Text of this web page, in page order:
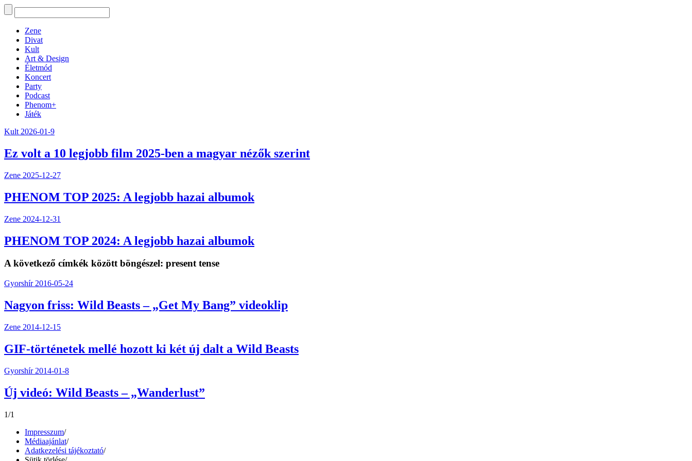
Zene
Divat
Kult
Art & Design
Életmód
Koncert
Party
Podcast
Phenom+
Játék
Kult 2026-01-9
Ez volt a 10 legjobb film 2025-ben a magyar nézők szerint
Zene 2025-12-27
PHENOM TOP 2025: A legjobb hazai albumok
Zene 2024-12-31
PHENOM TOP 2024: A legjobb hazai albumok
A következő címkék között böngészel: present tense
Gyorshír 2016-05-24
Nagyon friss: Wild Beasts – „Get My Bang” videoklip
Zene 2014-12-15
GIF-történetek mellé hozott ki két új dalt a Wild Beasts
Gyorshír 2014-01-8
Új videó: Wild Beasts – „Wanderlust”
1/1
Impresszum/
Médiaajánlat/
Adatkezelési tájékoztató/